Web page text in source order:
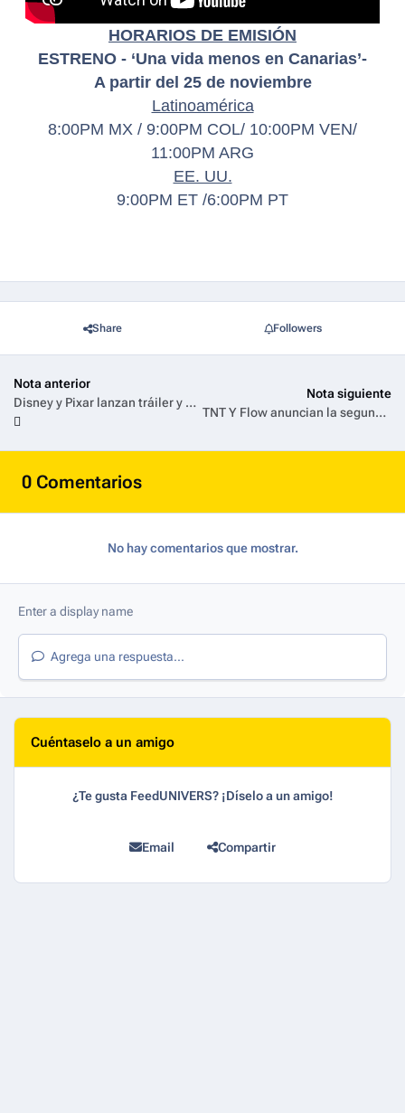
HORARIOS DE EMISIÓN
ESTRENO - ‘Una vida menos en Canarias’-
A partir del 25 de noviembre
Latinoamérica
8:00PM MX / 9:00PM COL/ 10:00PM VEN/
11:00PM ARG
EE. UU.
9:00PM ET /6:00PM PT
Share Followers
Nota anterior
Disney y Pixar lanzan tráiler y pósters de su nueva comedia animada Hoppers: Operación Castor
Nota siguiente
TNT Y Flow anuncian la segunda temporada de Viudas Negras P*tas y Chorras
0 Comentarios
No hay comentarios que mostrar.
Agrega una respuesta...
Cuéntaselo a un amigo
¿Te gusta FeedUNIVERS? ¡Díselo a un amigo!
Email Compartir